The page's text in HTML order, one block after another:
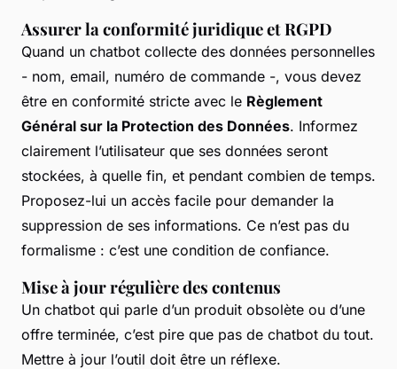
Assurer la conformité juridique et RGPD
Quand un chatbot collecte des données personnelles
- nom, email, numéro de commande -, vous devez
être en conformité stricte avec le Règlement
Général sur la Protection des Données. Informez
clairement l’utilisateur que ses données seront
stockées, à quelle fin, et pendant combien de temps.
Proposez-lui un accès facile pour demander la
suppression de ses informations. Ce n’est pas du
formalisme : c’est une condition de confiance.
Mise à jour régulière des contenus
Un chatbot qui parle d’un produit obsolète ou d’une
offre terminée, c’est pire que pas de chatbot du tout.
Mettre à jour l’outil doit être un réflexe.